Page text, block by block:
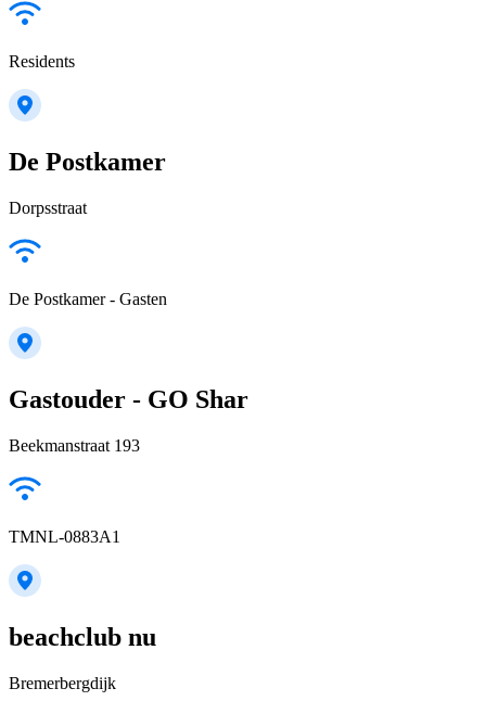
Residents
De Postkamer
Dorpsstraat
De Postkamer - Gasten
Gastouder - GO Shar
Beekmanstraat 193
TMNL-0883A1
beachclub nu
Bremerbergdijk